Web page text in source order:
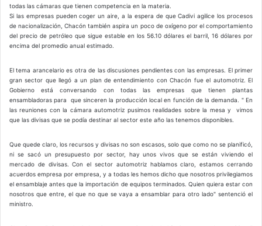
todas las cámaras que tienen competencia en la materia.
Si las empresas pueden coger un aire, a la espera de que Cadivi agilice los procesos
de nacionalización, Chacón también aspira un poco de oxígeno por el comportamiento
del precio de petróleo que sigue estable en los 56.10 dólares el barril, 16 dólares por
encima del promedio anual estimado.
El tema arancelario es otra de las discusiones pendientes con las empresas. El primer
gran sector que llegó a un plan de entendimiento con Chacón fue el automotriz. El
Gobierno está conversando con todas las empresas que tienen plantas
ensambladoras para que sinceren la producción local en función de la demanda. " En
las reuniones con la cámara automotriz pusimos realidades sobre la mesa y vimos
que las divisas que se podía destinar al sector este año las tenemos disponibles.
Que quede claro, los recursos y divisas no son escasos, solo que como no se planificó,
ni se sacó un presupuesto por sector, hay unos vivos que se están viviendo el
mercado de divisas. Con el sector automotriz hablamos claro, estamos cerrando
acuerdos empresa por empresa, y a todas les hemos dicho que nosotros privilegiamos
el ensamblaje antes que la importación de equipos terminados. Quien quiera estar con
nosotros que entre, el que no que se vaya a ensamblar para otro lado" sentenció el
ministro.